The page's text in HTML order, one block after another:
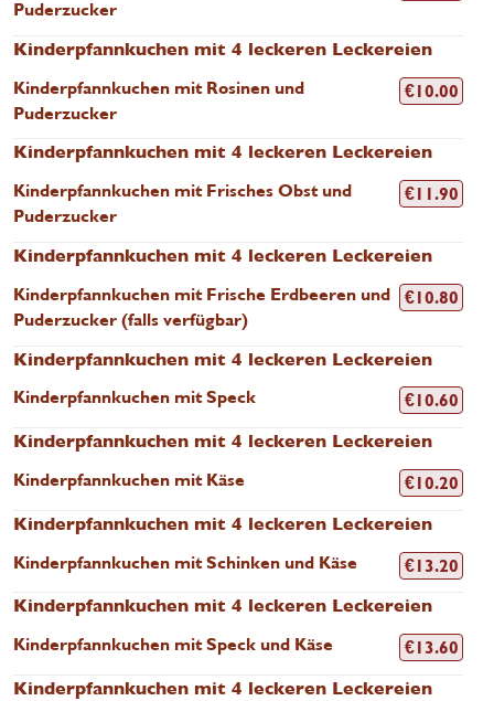
Puderzucker
Kinderpfannkuchen mit 4 leckeren Leckereien
Kinderpfannkuchen mit Rosinen und
Puderzucker
€10.00
Kinderpfannkuchen mit 4 leckeren Leckereien
Kinderpfannkuchen mit Frisches Obst und
Puderzucker
€11.90
Kinderpfannkuchen mit 4 leckeren Leckereien
Kinderpfannkuchen mit Frische Erdbeeren und
Puderzucker (falls verfügbar)
€10.80
Kinderpfannkuchen mit 4 leckeren Leckereien
Kinderpfannkuchen mit Speck
€10.60
Kinderpfannkuchen mit 4 leckeren Leckereien
Kinderpfannkuchen mit Käse
€10.20
Kinderpfannkuchen mit 4 leckeren Leckereien
Kinderpfannkuchen mit Schinken und Käse
€13.20
Kinderpfannkuchen mit 4 leckeren Leckereien
Kinderpfannkuchen mit Speck und Käse
€13.60
Kinderpfannkuchen mit 4 leckeren Leckereien